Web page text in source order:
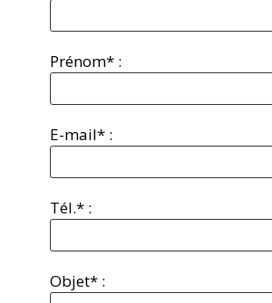
Prénom* :
E-mail* :
Tél.* :
Objet* :